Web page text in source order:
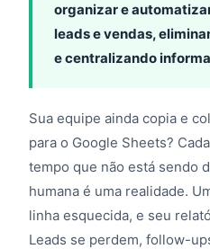
organizar e
leads e vendas,
e centralizando
Sua equipe ainda copia e
para o Google Sheets?
tempo que não está sendo
humana é uma realidade.
linha esquecida, e seu
Leads se perdem, follow-